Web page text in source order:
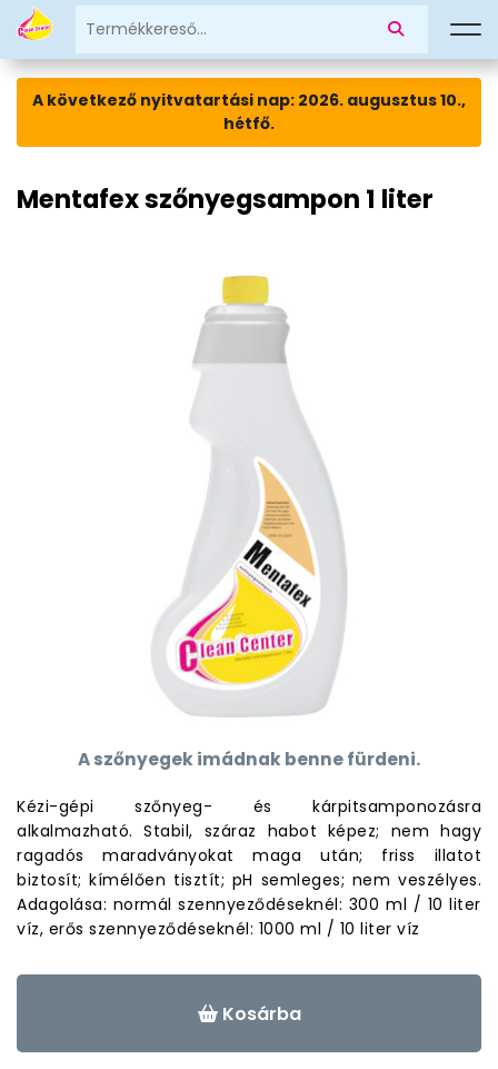
A következő nyitvatartási nap: 2026. augusztus 10.,
hétfő.
Mentafex szőnyegsampon 1 liter
A szőnyegek imádnak benne fürdeni.
Kézi-gépi szőnyeg- és kárpitsamponozásra
alkalmazható. Stabil, száraz habot képez; nem hagy
ragadós maradványokat maga után; friss illatot
biztosít; kímélően tisztít; pH semleges; nem veszélyes.
Adagolása: normál szennyeződéseknél: 300 ml / 10 liter
víz, erős szennyeződéseknél: 1000 ml / 10 liter víz
Kosárba